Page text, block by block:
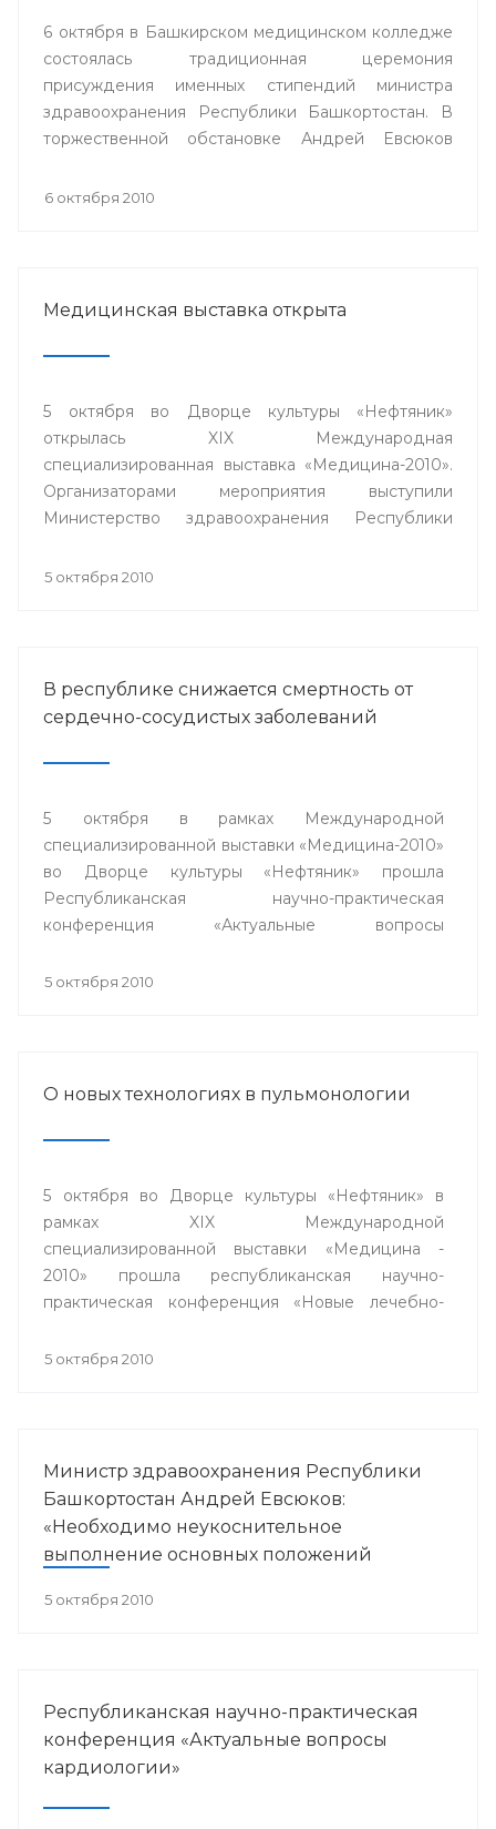
6 октября в Башкирском медицинском колледже
состоялась традиционная церемония
присуждения именных стипендий министра
здравоохранения Республики Башкортостан. В
торжественной обстановке Андрей Евсюков
колледжей республики дипломы о присуждении
6 октября 2010
Медицинская выставка открыта
5 октября во Дворце культуры «Нефтяник»
открылась XIX Международная
специализированная выставка «Медицина-2010».
Организаторами мероприятия выступили
Министерство здравоохранения Республики
ГУП «Медтехника» РБ при содействии Торгово-
5 октября 2010
В республике снижается смертность от
сердечно-сосудистых заболеваний
5 октября в рамках Международной
специализированной выставки «Медицина-2010»
во Дворце культуры «Нефтяник» прошла
Республиканская научно-практическая
конференция «Актуальные вопросы
5 октября 2010
О новых технологиях в пульмонологии
5 октября во Дворце культуры «Нефтяник» в
рамках XIX Международной
специализированной выставки «Медицина -
2010» прошла республиканская научно-
практическая конференция «Новые лечебно-
в пульмонологии».
5 октября 2010
Министр здравоохранения Республики
Башкортостан Андрей Евсюков:
«Необходимо неукоснительное
выполнение основных положений
5 октября 2010
Республиканская научно-практическая
конференция «Актуальные вопросы
кардиологии»